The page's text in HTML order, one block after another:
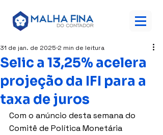
Selic a 13,25% acelera
projeção da IFI para a
taxa de juros
31 de jan. de 2025 2 min de leitura
Com o anúncio desta semana do
Comitê de Política Monetária